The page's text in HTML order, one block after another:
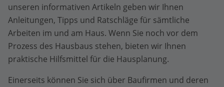
unseren informativen Artikeln geben wir Ihnen
Anleitungen, Tipps und Ratschläge für sämtliche
Arbeiten im und am Haus. Wenn Sie noch vor dem
Prozess des Hausbaus stehen, bieten wir Ihnen
praktische Hilfsmittel für die Hausplanung.
Einerseits können Sie sich über Baufirmen und deren